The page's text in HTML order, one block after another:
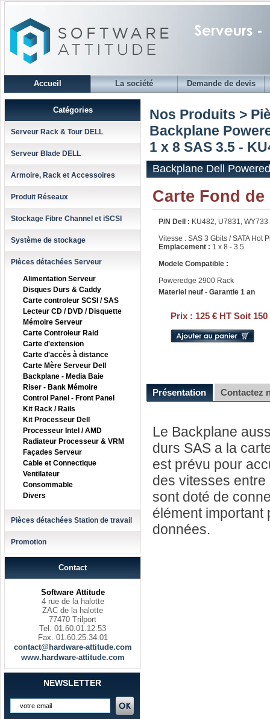
Accueil La société Demande de devis
Catégories
Serveur Rack & Tour DELL
Serveur Blade DELL
Armoire, Rack et Accessoires
Produit Réseaux
Stockage Fibre Channel et iSCSI
Système de stockage
Pièces détachées Serveur
Alimentation Serveur
Disques Durs & Caddy
Carte controleur SCSI / SAS
Lecteur CD / DVD / Disquette
Mémoire Serveur
Carte Controleur Raid
Carte d'extension
Carte d'accès à distance
Carte Mère Serveur Dell
Backplane - Media Baie
Riser - Bank Mémoire
Control Panel - Front Panel
Kit Rack / Rails
Kit Processeur Dell
Processeur Intel / AMD
Radiateur Processeur & VRM
Façades Serveur
Cable et Connectique
Ventilateur
Consommable
Divers
Pièces détachées Station de travail
Promotion
Contact
Software Attitude
4 rue de la halotte
ZAC de la halotte
77470 Trilport
Tel. 01.60.01.12.53
Fax. 01.60.25.34.01
contact@hardware-attitude.com
www.hardware-attitude.com
NEWSLETTER
Nos Produits >
Backplane
1 x 8 SAS 3.5 -
Backplane Dell
Carte Fond de
P/N Dell : KU482, U7831, WY733
Vitesse : SAS 3 Gbits / SATA Hot
Emplacement : 1 x 8 - 3.5
Modele Compatible :
Poweredge 2900 Rack
Materiel neuf - Garantie 1 an
Prix : 125 € HT Soit 150
Présentation Contactez
Le Backplane
durs SAS a la
est prévu pour
des vitesses
sont doté de
élément important
données.